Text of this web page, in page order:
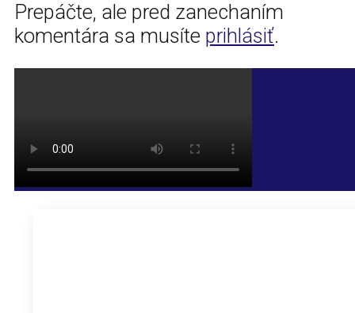
Prepáčte, ale pred zanechaním
komentára sa musíte prihlásiť.